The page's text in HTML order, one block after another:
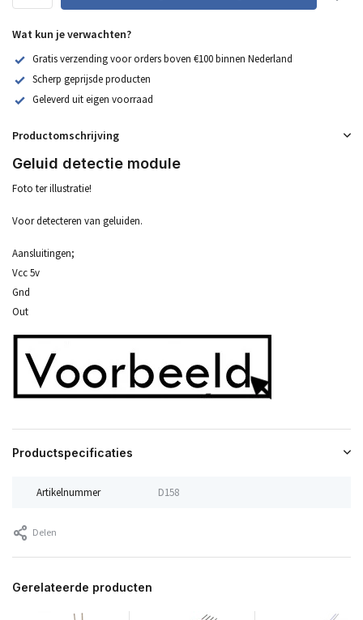
Wat kun je verwachten?
Gratis verzending voor orders boven €100 binnen Nederland
Scherp geprijsde producten
Geleverd uit eigen voorraad
Productomschrijving
Geluid detectie module
Foto ter illustratie!
Voor detecteren van geluiden.
Aansluitingen;
Vcc 5v
Gnd
Out
Productspecificaties
Artikelnummer D158
Delen
Gerelateerde producten